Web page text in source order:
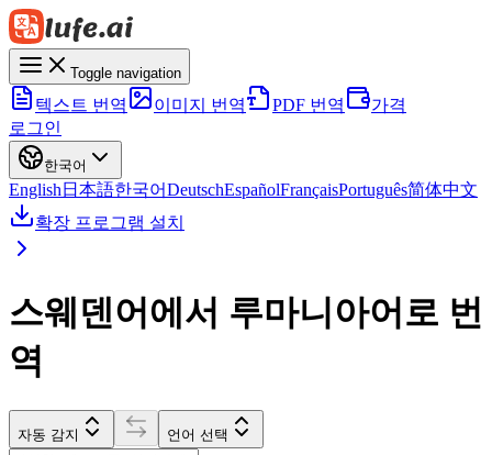
Toggle navigation
텍스트 번역 이미지 번역 PDF 번역
가격
로그인
한국어
English 日本語한국어DeutschEspañolFrançaisPortuguês简体中文
확장 프로그램 설치
스웨덴어에서 루마니아어로 번
역
자동 감지 언어 선택